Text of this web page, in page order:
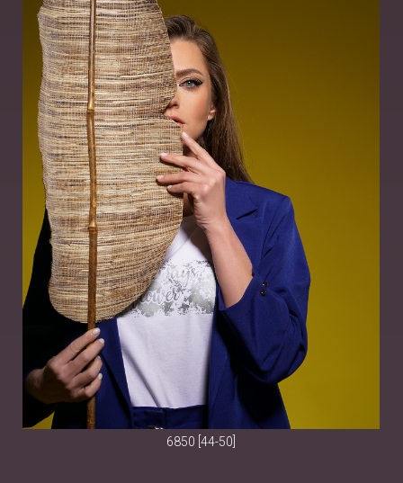
6850 [44-50]